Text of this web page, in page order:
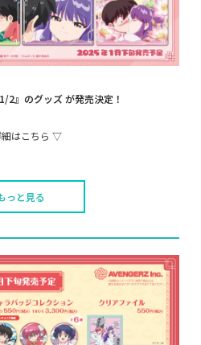
2』のグッズ が発売決定！
はこちら ▽
っと見る